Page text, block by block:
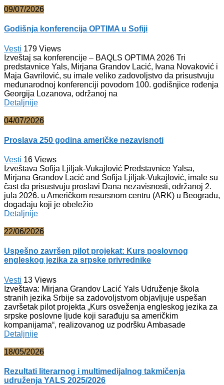
09/07/2026
Godišnja konferencija OPTIMA u Sofiji
Vesti 179 Views
Izveštaj sa konferencije – BAQLS OPTIMA 2026 Tri
predstavnice Yals, Mirjana Grandov Lacić, Ivana Novaković i
Maja Gavrilović, su imale veliko zadovoljstvo da prisustvuju
međunarodnoj konferenciji povodom 100. godišnjice rođenja
Georgija Lozanova, održanoj na
Detaljnije
04/07/2026
Proslava 250 godina američke nezavisnoti
Vesti 16 Views
Izveštava Sofija Ljiljak-Vukajlović Predstavnice Yalsa,
Mirjana Grandov Lacić and Sofija Ljiljak-Vukajlović, imale su
čast da prisustvuju proslavi Dana nezavisnosti, održanoj 2.
jula 2026. u Američkom resursnom centru (ARK) u Beogradu,
događaju koji je obeležio
Detaljnije
22/06/2026
Uspešno završen pilot projekat: Kurs poslovnog
engleskog jezika za srpske privrednike
Vesti 13 Views
Izveštava: Mirjana Grandov Lacić Yals Udruženje škola
stranih jezika Srbije sa zadovoljstvom objavljuje uspešan
završetak pilot projekta „Kurs osveženja engleskog jezika za
srpske poslovne ljude koji sarađuju sa američkim
kompanijama“, realizovanog uz podršku Ambasade
Detaljnije
18/05/2026
Rezultati literarnog i multimedijalnog takmičenja
udruženja YALS 2025/2026